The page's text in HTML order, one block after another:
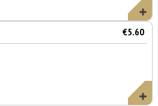
€5.60